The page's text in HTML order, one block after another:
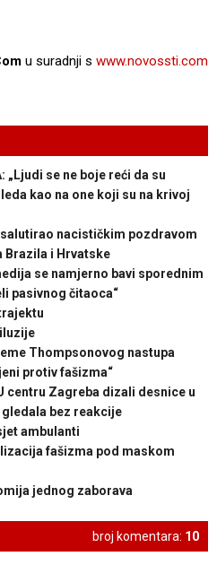
u suradnji s www.novossti.com
„Ljudi se ne boje reći da su
kao na one koji su na krivoj
salutirao nacističkim pozdravom
Brazila i Hrvatske
se namjerno bavi sporednim
pasivnog čitaoca“
iluzije
Thompsonovog nastupa
protiv fašizma“
centru Zagreba dizali desnice u
bez reakcije
ambulanti
fašizma pod maskom
jednog zaborava
broj komentara: 10